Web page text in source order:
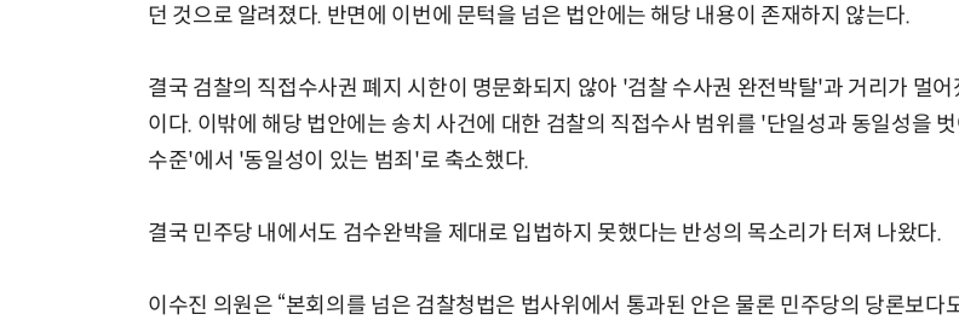
던 것으로 알려졌다. 반면에 이번에 문턱을 넘은 법안에는 해당 내용이 존재하지 않는다.
결국 검찰의 직접수사권 폐지 시한이 명문화되지 않아 '검찰 수사권 완전박탈'과 거리가 멀어
이다. 이밖에 해당 법안에는 송치 사건에 대한 검찰의 직접수사 범위를 '단일성과 동일성을
수준'에서 '동일성이 있는 범죄'로 축소했다.
결국 민주당 내에서도 검수완박을 제대로 입법하지 못했다는 반성의 목소리가 터져 나왔다.
이수진 의원은 “본회의를 넘은 검찰청법은 법사위에서 통과된 안은 물론 민주당의 당론보다